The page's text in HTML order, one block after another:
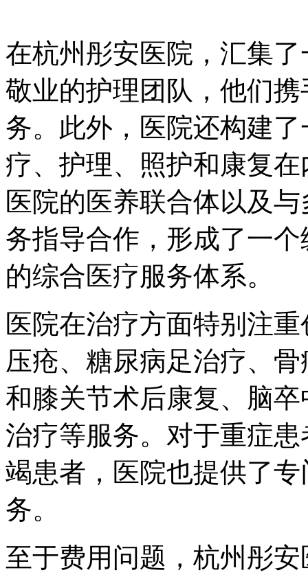
在杭州彤安医院，汇集
敬业的护理团队，他们
务。此外，医院还构建
疗、护理、照护和康复
医院的医养联合体以及
务指导合作，形成了一
的综合医疗服务体系。
医院在治疗方面特别注
压疮、糖尿病足治疗、
和膝关节术后康复、脑
治疗等服务。对于重症
竭患者，医院也提供了
务。
至于费用问题，杭州彤